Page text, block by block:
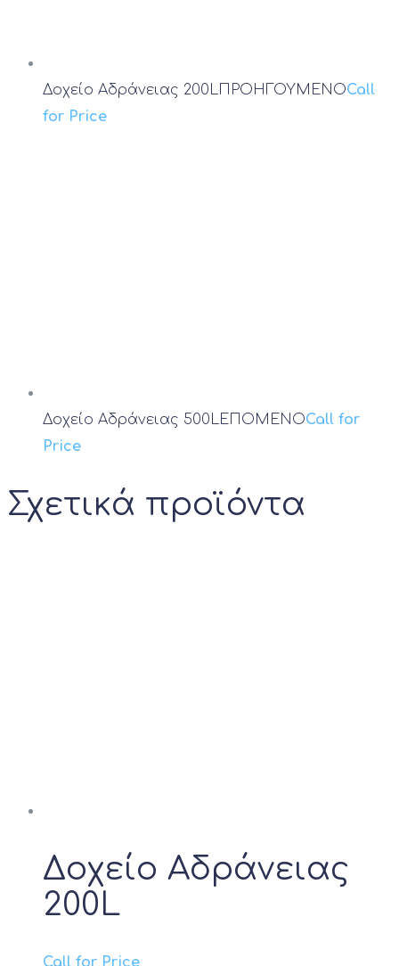
Δοχείο Αδράνειας 200LΠΡΟΗΓΟΥΜΕΝΟCall
for Price
Δοχείο Αδράνειας 500LΕΠΟΜΕΝΟCall for
Price
Σχετικά προϊόντα
Δοχείο Αδράνειας
200L
Call for Price